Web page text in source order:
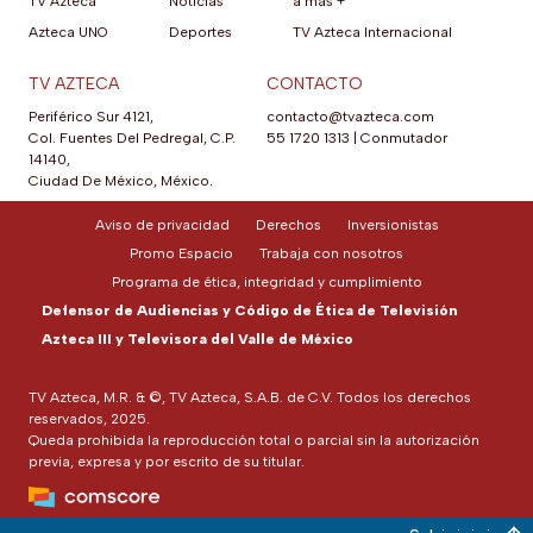
Azteca UNO
Deportes
TV Azteca Internacional
TV AZTECA
Periférico Sur 4121,
Col. Fuentes Del Pedregal, C.P.
14140,
Ciudad De México, México.
CONTACTO
contacto@tvazteca.com
55 1720 1313
Conmutador
TV Azteca, M.R. & ©, TV Azteca, S.A.B. de C.V. Todos los derechos
reservados, 2025.
Queda prohibida la reproducción total o parcial sin la autorización
previa, expresa y por escrito de su titular.
Aviso de privacidad Derechos
Inversionistas
Promo Espacio
Trabaja con nosotros
Programa de ética, integridad y cumplimiento
Defensor de Audiencias y Código de Ética de Televisión
Azteca III y Televisora del Valle de México